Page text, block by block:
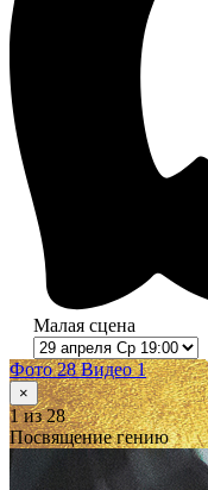
Малая сцена
Фото 28Видео 1
×
1из 28
Посвящение гению